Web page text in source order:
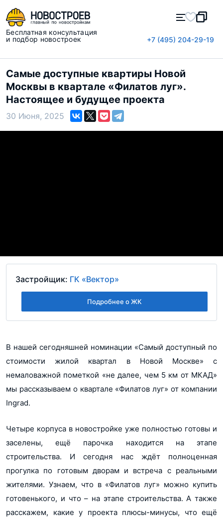
Бесплатная консультация
и подбор новостроек
+7 (495) 204-29-19
Самые доступные квартиры Новой
Москвы в квартале «Филатов луг».
Настоящее и будущее проекта
30 Июня, 2025
Застройщик: ГК «Вектор»
Подробнее о ЖК
В нашей сегодняшней номинации «Самый доступный по
стоимости жилой квартал в Новой Москве» с
немаловажной пометкой «не далее, чем 5 км от МКАД»
мы рассказываем о квартале «Филатов луг» от компании
Ingrad.
Четыре корпуса в новостройке уже полностью готовы и
заселены, ещё парочка находится на этапе
строительства. И сегодня нас ждёт полноценная
прогулка по готовым дворам и встреча с реальными
жителями. Узнаем, что в «Филатов луг» можно купить
готовенького, и что – на этапе строительства. А также
расскажем, какие у проекта плюсы-минусы, что ещё